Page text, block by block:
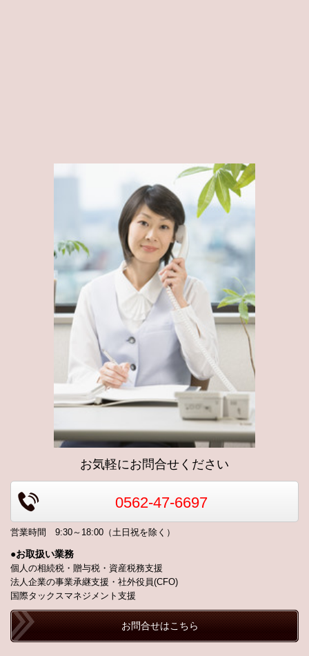
お気軽にお問合せください
0562-47-6697
営業時間 9:30～18:00（土日祝を除く）
●お取扱い業務
個人の相続税・贈与税・資産税務支援
法人企業の事業承継支援・社外役員(CFO)
国際タックスマネジメント支援
お問合せはこちら